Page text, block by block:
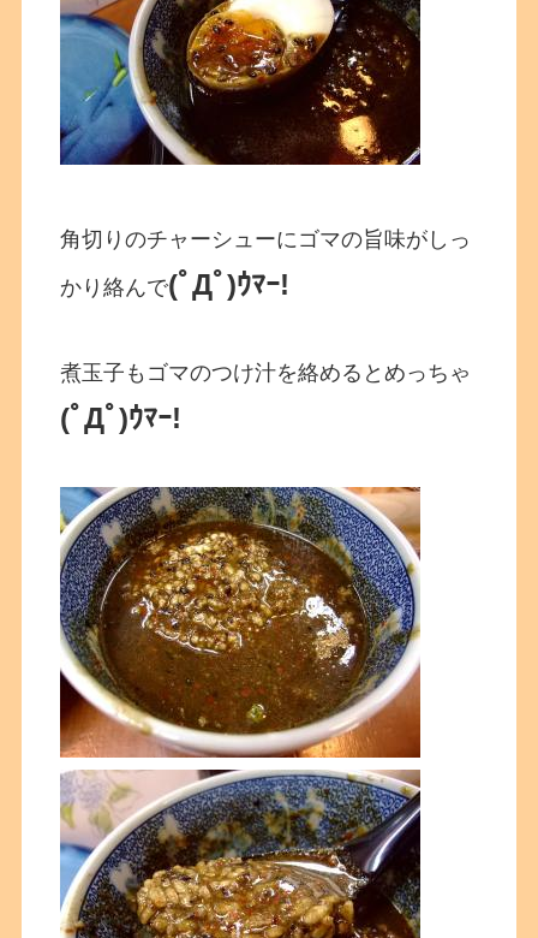
角切りのチャーシューにゴマの旨味がしっ
かり絡んで(ﾟДﾟ)ｳﾏｰ!
煮玉子もゴマのつけ汁を絡めるとめっちゃ
(ﾟДﾟ)ｳﾏｰ!